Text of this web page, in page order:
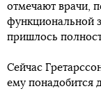
отмечают врачи,
функциональной
пришлось
Сейчас
ему понадобится